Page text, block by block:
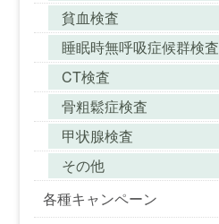
貧血検査
睡眠時無呼吸症候群検査
CT検査
骨粗鬆症検査
甲状腺検査
その他
各種キャンペーン